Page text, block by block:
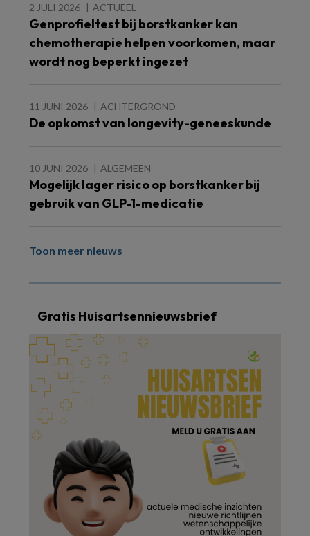
2 JULI 2026 ACTUEEL
Genprofieltest bij borstkanker kan
chemotherapie helpen voorkomen, maar
wordt nog beperkt ingezet
11 JUNI 2026 ACHTERGROND
De opkomst van longevity-geneeskunde
10 JUNI 2026 ALGEMEEN
Mogelijk lager risico op borstkanker bij
gebruik van GLP-1-medicatie
Toon meer nieuws
Gratis Huisartsennieuwsbrief